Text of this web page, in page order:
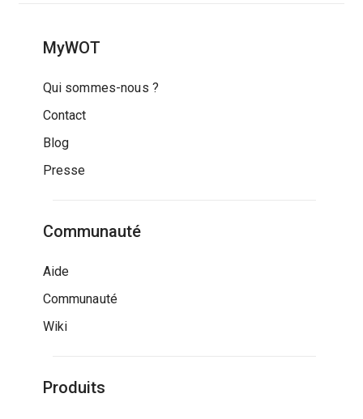
MyWOT
Qui sommes-nous ?
Contact
Blog
Presse
Communauté
Aide
Communauté
Wiki
Produits